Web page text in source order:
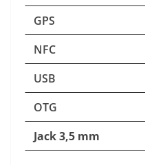
GPS
NFC
USB
OTG
Jack 3,5 mm